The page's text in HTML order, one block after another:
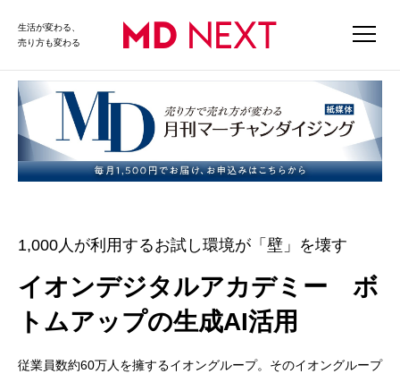
生活が変わる、
売り方も変わる
1,000人が利用するお試し環境が「壁」を壊す
イオンデジタルアカデミー ボ
トムアップの生成AI活用
従業員数約60万人を擁するイオングループ。そのイオングループ